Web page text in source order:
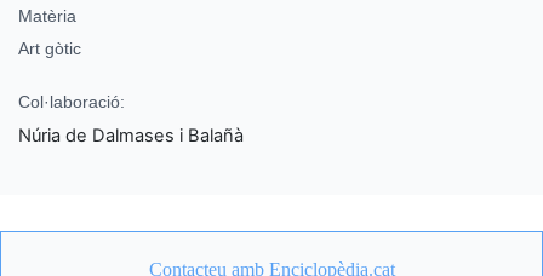
Matèria
Art gòtic
Col·laboració:
Núria de Dalmases i Balañà
Contacteu amb Enciclopèdia.cat